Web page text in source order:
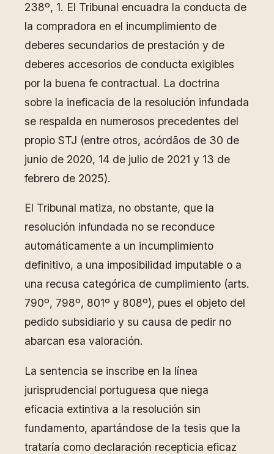
238º, 1. El Tribunal encuadra la conducta de
la compradora en el incumplimiento de
deberes secundarios de prestación y de
deberes accesorios de conducta exigibles
por la buena fe contractual. La doctrina
sobre la ineficacia de la resolución infundada
se respalda en numerosos precedentes del
propio STJ (entre otros, acórdãos de 30 de
junio de 2020, 14 de julio de 2021 y 13 de
febrero de 2025).
El Tribunal matiza, no obstante, que la
resolución infundada no se reconduce
automáticamente a un incumplimiento
definitivo, a una imposibilidad imputable o a
una recusa categórica de cumplimiento (arts.
790º, 798º, 801º y 808º), pues el objeto del
pedido subsidiario y su causa de pedir no
abarcan esa valoración.
La sentencia se inscribe en la línea
jurisprudencial portuguesa que niega
eficacia extintiva a la resolución sin
fundamento, apartándose de la tesis que la
trataría como declaración recepticia eficaz